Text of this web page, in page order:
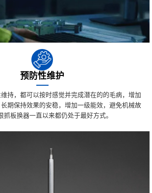
预防性维护
持，都可以按时感觉并完成潜在的的毛病，增加
期保持效果的安稳，增加一级能效，避免机械故
抓板换器一直以来都仍处于最好方式。